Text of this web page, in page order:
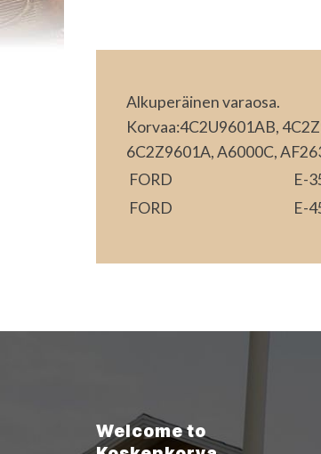
Alkuperäinen varaosa.
Korvaa:4C2U9601AB,
6C2Z9601A, A6000C,
FORD
E-
FORD
E-
Welcome to